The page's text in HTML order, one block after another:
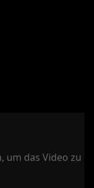
um das Video zu